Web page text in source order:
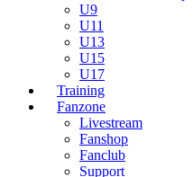
U9
U11
U13
U15
U17
Training
Fanzone
Livestream
Fanshop
Fanclub
Support